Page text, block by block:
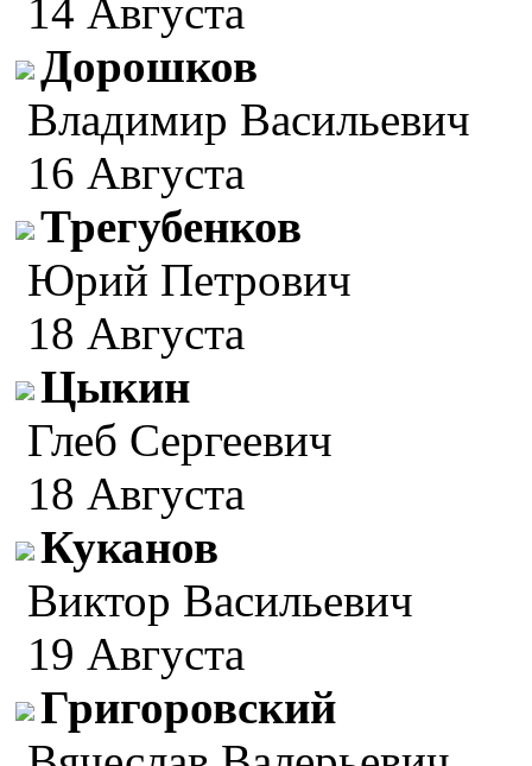
14 Августа
Дорошков
Владимир Васильевич
16 Августа
Трегубенков
Юрий Петрович
18 Августа
Цыкин
Глеб Сергеевич
18 Августа
Куканов
Виктор Васильевич
19 Августа
Григоровский